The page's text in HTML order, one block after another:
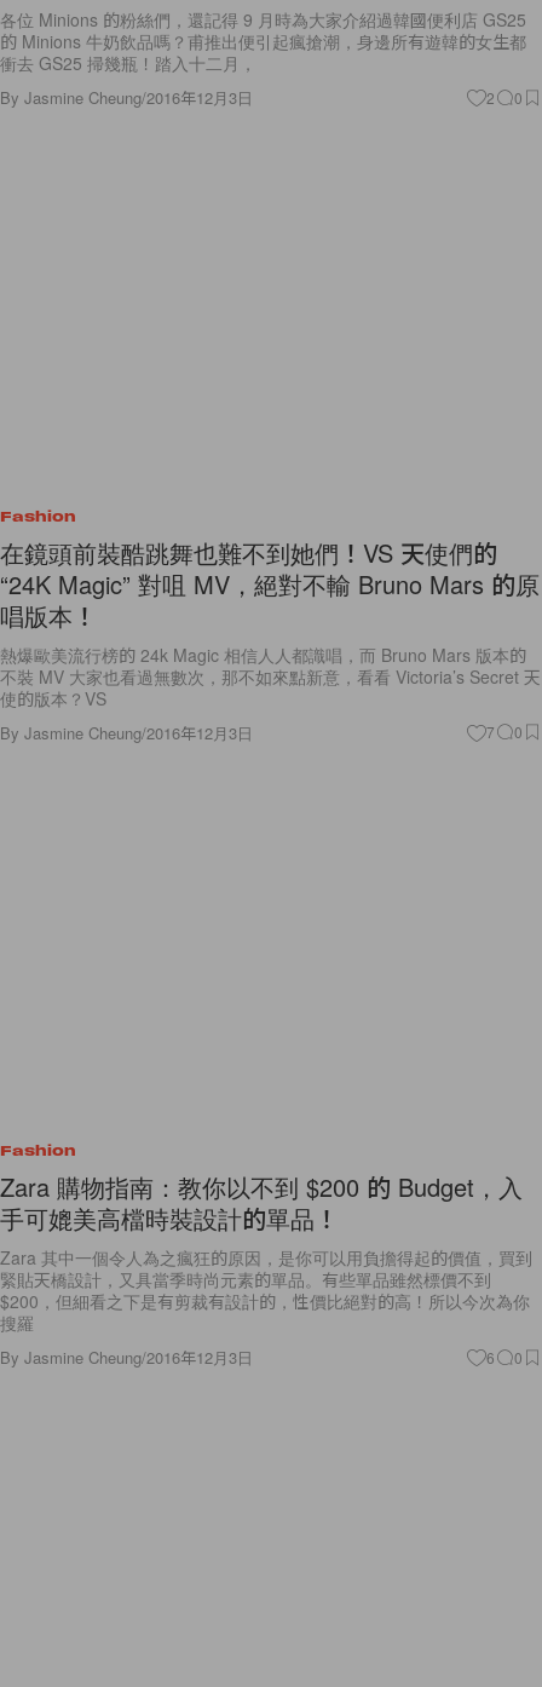
各位 Minions 的粉絲們，還記得 9 月時為大家介紹過韓國便利店 GS25
的 Minions 牛奶飲品嗎？甫推出便引起瘋搶潮，身邊所有遊韓的女生都
衝去 GS25 掃幾瓶！踏入十二月，
By Jasmine Cheung/2016年12月3日 2 0
Fashion
在鏡頭前裝酷跳舞也難不到她們！VS 天使們的
“24K Magic” 對咀 MV，絕對不輸 Bruno Mars 的原
唱版本！
熱爆歐美流行榜的 24k Magic 相信人人都識唱，而 Bruno Mars 版本的
不裝 MV 大家也看過無數次，那不如來點新意，看看 Victoria’s Secret 天
使的版本？VS
By Jasmine Cheung/2016年12月3日 7 0
Fashion
Zara 購物指南：教你以不到 $200 的 Budget，入
手可媲美高檔時裝設計的單品！
Zara 其中一個令人為之瘋狂的原因，是你可以用負擔得起的價值，買到
緊貼天橋設計，又具當季時尚元素的單品。有些單品雖然標價不到
$200，但細看之下是有剪裁有設計的，性價比絕對的高！所以今次為你
搜羅
By Jasmine Cheung/2016年12月3日 6 0